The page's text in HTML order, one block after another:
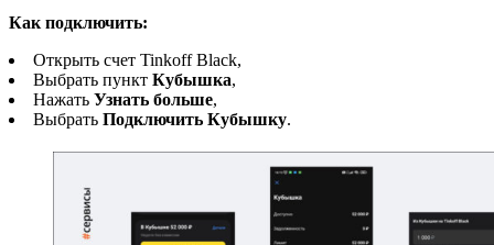
Как подключить:
Открыть счет Tinkoff Black,
Выбрать пункт Кубышка,
Нажать Узнать больше,
Выбрать Подключить Кубышку.